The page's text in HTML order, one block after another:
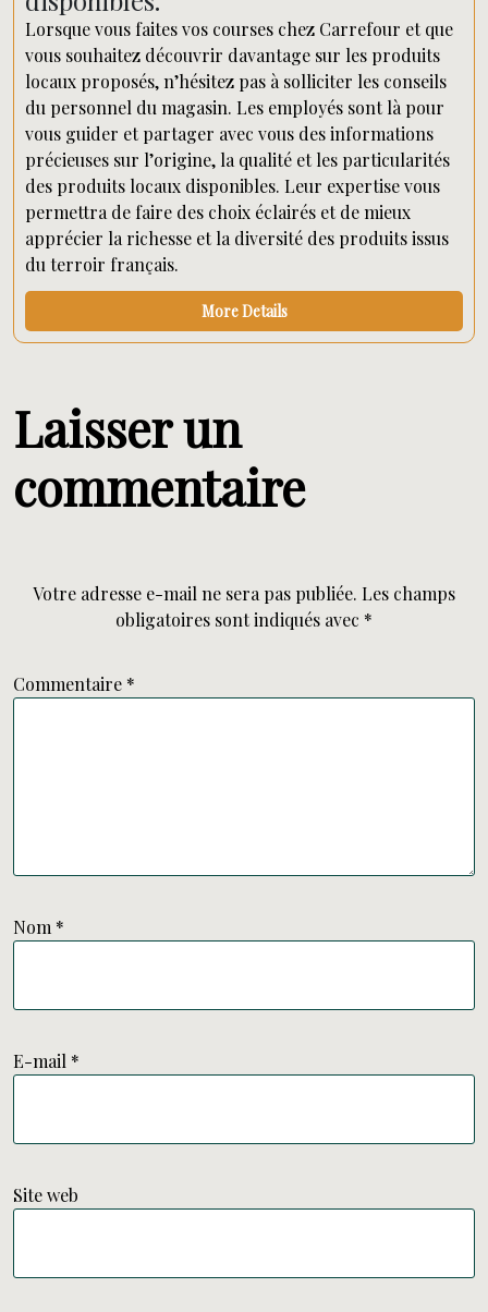
Lorsque vous faites vos courses chez Carrefour et que
vous souhaitez découvrir davantage sur les produits
locaux proposés, n’hésitez pas à solliciter les conseils
du personnel du magasin. Les employés sont là pour
vous guider et partager avec vous des informations
précieuses sur l’origine, la qualité et les particularités
des produits locaux disponibles. Leur expertise vous
permettra de faire des choix éclairés et de mieux
apprécier la richesse et la diversité des produits issus
du terroir français.
More Details
Laisser un
commentaire
Votre adresse e-mail ne sera pas publiée. Les champs
obligatoires sont indiqués avec *
Commentaire *
Nom *
E-mail *
Site web